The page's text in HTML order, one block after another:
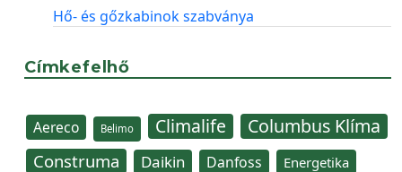
Hő- és gőzkabinok szabványa
Címkefelhő
Aereco Belimo Climalife Columbus Klíma
Construma Daikin Danfoss Energetika